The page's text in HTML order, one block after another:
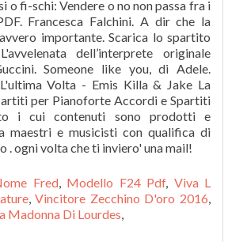
Fred, Modello F24 Pdf, Viva L
,Vincitore Zecchino D'oro 2016,
Madonna Di Lourdes,